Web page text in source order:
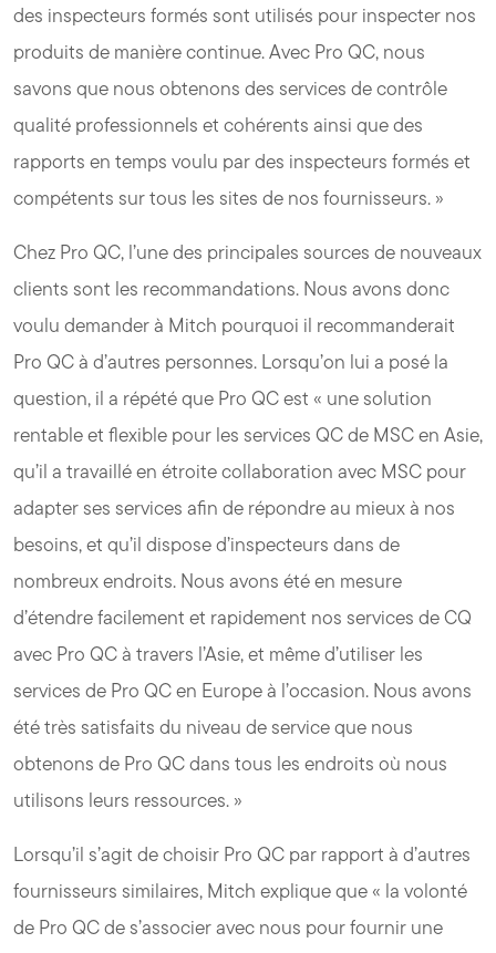
des inspecteurs formés sont utilisés pour inspecter nos
produits de manière continue. Avec Pro QC, nous
savons que nous obtenons des services de contrôle
qualité professionnels et cohérents ainsi que des
rapports en temps voulu par des inspecteurs formés et
compétents sur tous les sites de nos fournisseurs. »
Chez Pro QC, l’une des principales sources de nouveaux
clients sont les recommandations. Nous avons donc
voulu demander à Mitch pourquoi il recommanderait
Pro QC à d’autres personnes. Lorsqu’on lui a posé la
question, il a répété que Pro QC est « une solution
rentable et flexible pour les services QC de MSC en Asie,
qu’il a travaillé en étroite collaboration avec MSC pour
adapter ses services afin de répondre au mieux à nos
besoins, et qu’il dispose d’inspecteurs dans de
nombreux endroits. Nous avons été en mesure
d’étendre facilement et rapidement nos services de CQ
avec Pro QC à travers l’Asie, et même d’utiliser les
services de Pro QC en Europe à l’occasion. Nous avons
été très satisfaits du niveau de service que nous
obtenons de Pro QC dans tous les endroits où nous
utilisons leurs ressources. »
Lorsqu’il s’agit de choisir Pro QC par rapport à d’autres
fournisseurs similaires, Mitch explique que « la volonté
de Pro QC de s’associer avec nous pour fournir une